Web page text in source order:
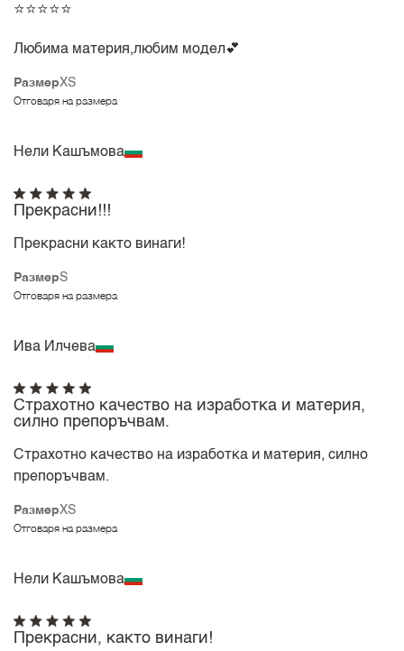
РазмерXS
Отговаря на размера
⭐️⭐️⭐️⭐️⭐️
Любима материя,любим модел💕
Нели Кашъмова
РазмерS
Отговаря на размера
Прекрасни!!!
Прекрасни както винаги!
Ива Илчева
РазмерXS
Отговаря на размера
Страхотно качество на изработка и материя,
силно препоръчвам.
Страхотно качество на изработка и материя, силно
препоръчвам.
Нели Кашъмова
Прекрасни, както винаги!